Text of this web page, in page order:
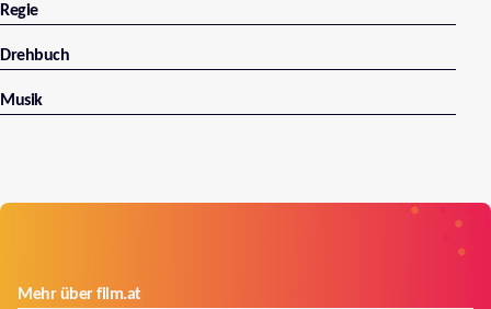
Regie
Drehbuch
Musik
Mehr über film.at